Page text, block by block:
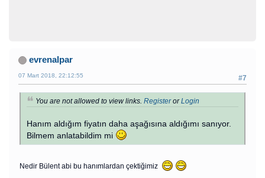
evrenalpar
#7
07 Mart 2018, 22:12:55
You are not allowed to view links. RegisterorLogin
Hanım aldığım fiyatın daha aşağısına aldığımı sanıyor.
Bilmem anlatabildim mi
Nedir Bülent abi bu hanımlardan çektiğimiz